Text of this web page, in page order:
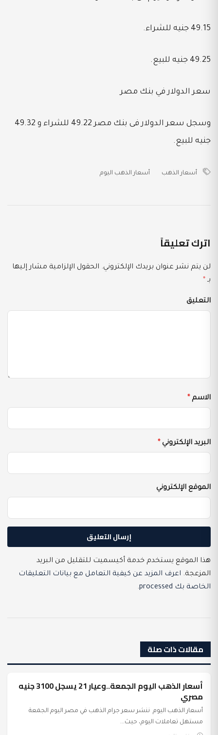
49.15 جنيه للشراء.
49.25 جنيه للبيع.
سعر الدولار في بنك مصر
وسجل سعر الدولار فى بنك مصر 49.22 للشراء و 49.32
جنيه للبيع.
أسعار الذهب أسعار الذهب اليوم
اترك تعليقاً
لن يتم نشر عنوان بريدك الإلكتروني. الحقول الإلزامية مشار إليها
بـ *
التعليق
الاسم *
البريد الإلكتروني *
الموقع الإلكتروني
هذا الموقع يستخدم خدمة أكيسميت للتقليل من البريد
المزعجة. اعرف المزيد عن كيفية التعامل مع بيانات التعليقات
الخاصة بك processed
.
مقالات ذات صلة
عرب وعالم أسعار الذهب اليوم الجمعة..وعيار 21 يسجل 3100 جنيه
مصري
أسعار الذهب اليوم ننشر سعر جرام الذهب في مصر اليوم الجمعة
مستهل تعاملات اليوم، حيث...